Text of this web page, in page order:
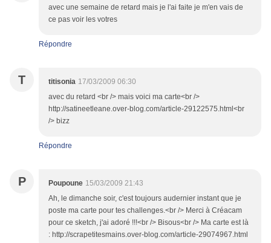
avec une semaine de retard mais je l'ai faite je m'en vais de
ce pas voir les votres
Répondre
T titisonia 17/03/2009 06:30
avec du retard <br /> mais voici ma carte<br />
http://satineetleane.over-blog.com/article-29122575.html<br
/> bizz
Répondre
P Poupoune 15/03/2009 21:43
Ah, le dimanche soir, c'est toujours audernier instant que je
poste ma carte pour tes challenges.<br /> Merci à Créacam
pour ce sketch, j'ai adoré !!!<br /> Bisous<br /> Ma carte est là
: http://scrapetitesmains.over-blog.com/article-29074967.html